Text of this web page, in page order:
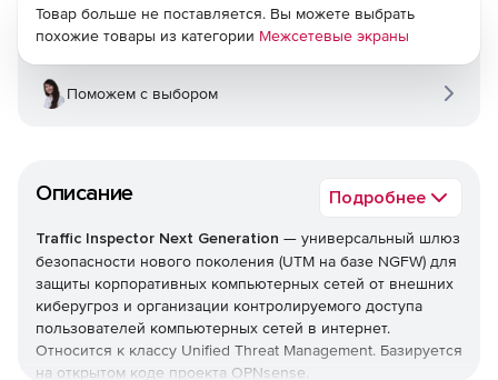
Описание Подробнее
Traffic Inspector Next Generation — универсальный шлюз
безопасности нового поколения (UTM на базе NGFW) для
защиты корпоративных компьютерных сетей от внешних
киберугроз и организации контролируемого доступа
пользователей компьютерных сетей в интернет.
Относится к классу Unified Threat Management. Базируется
на открытом коде проекта OPNsense.
Товар больше не поставляется. Вы можете выбрать
похожие товары из категории Межсетевые экраны
Поможем с выбором